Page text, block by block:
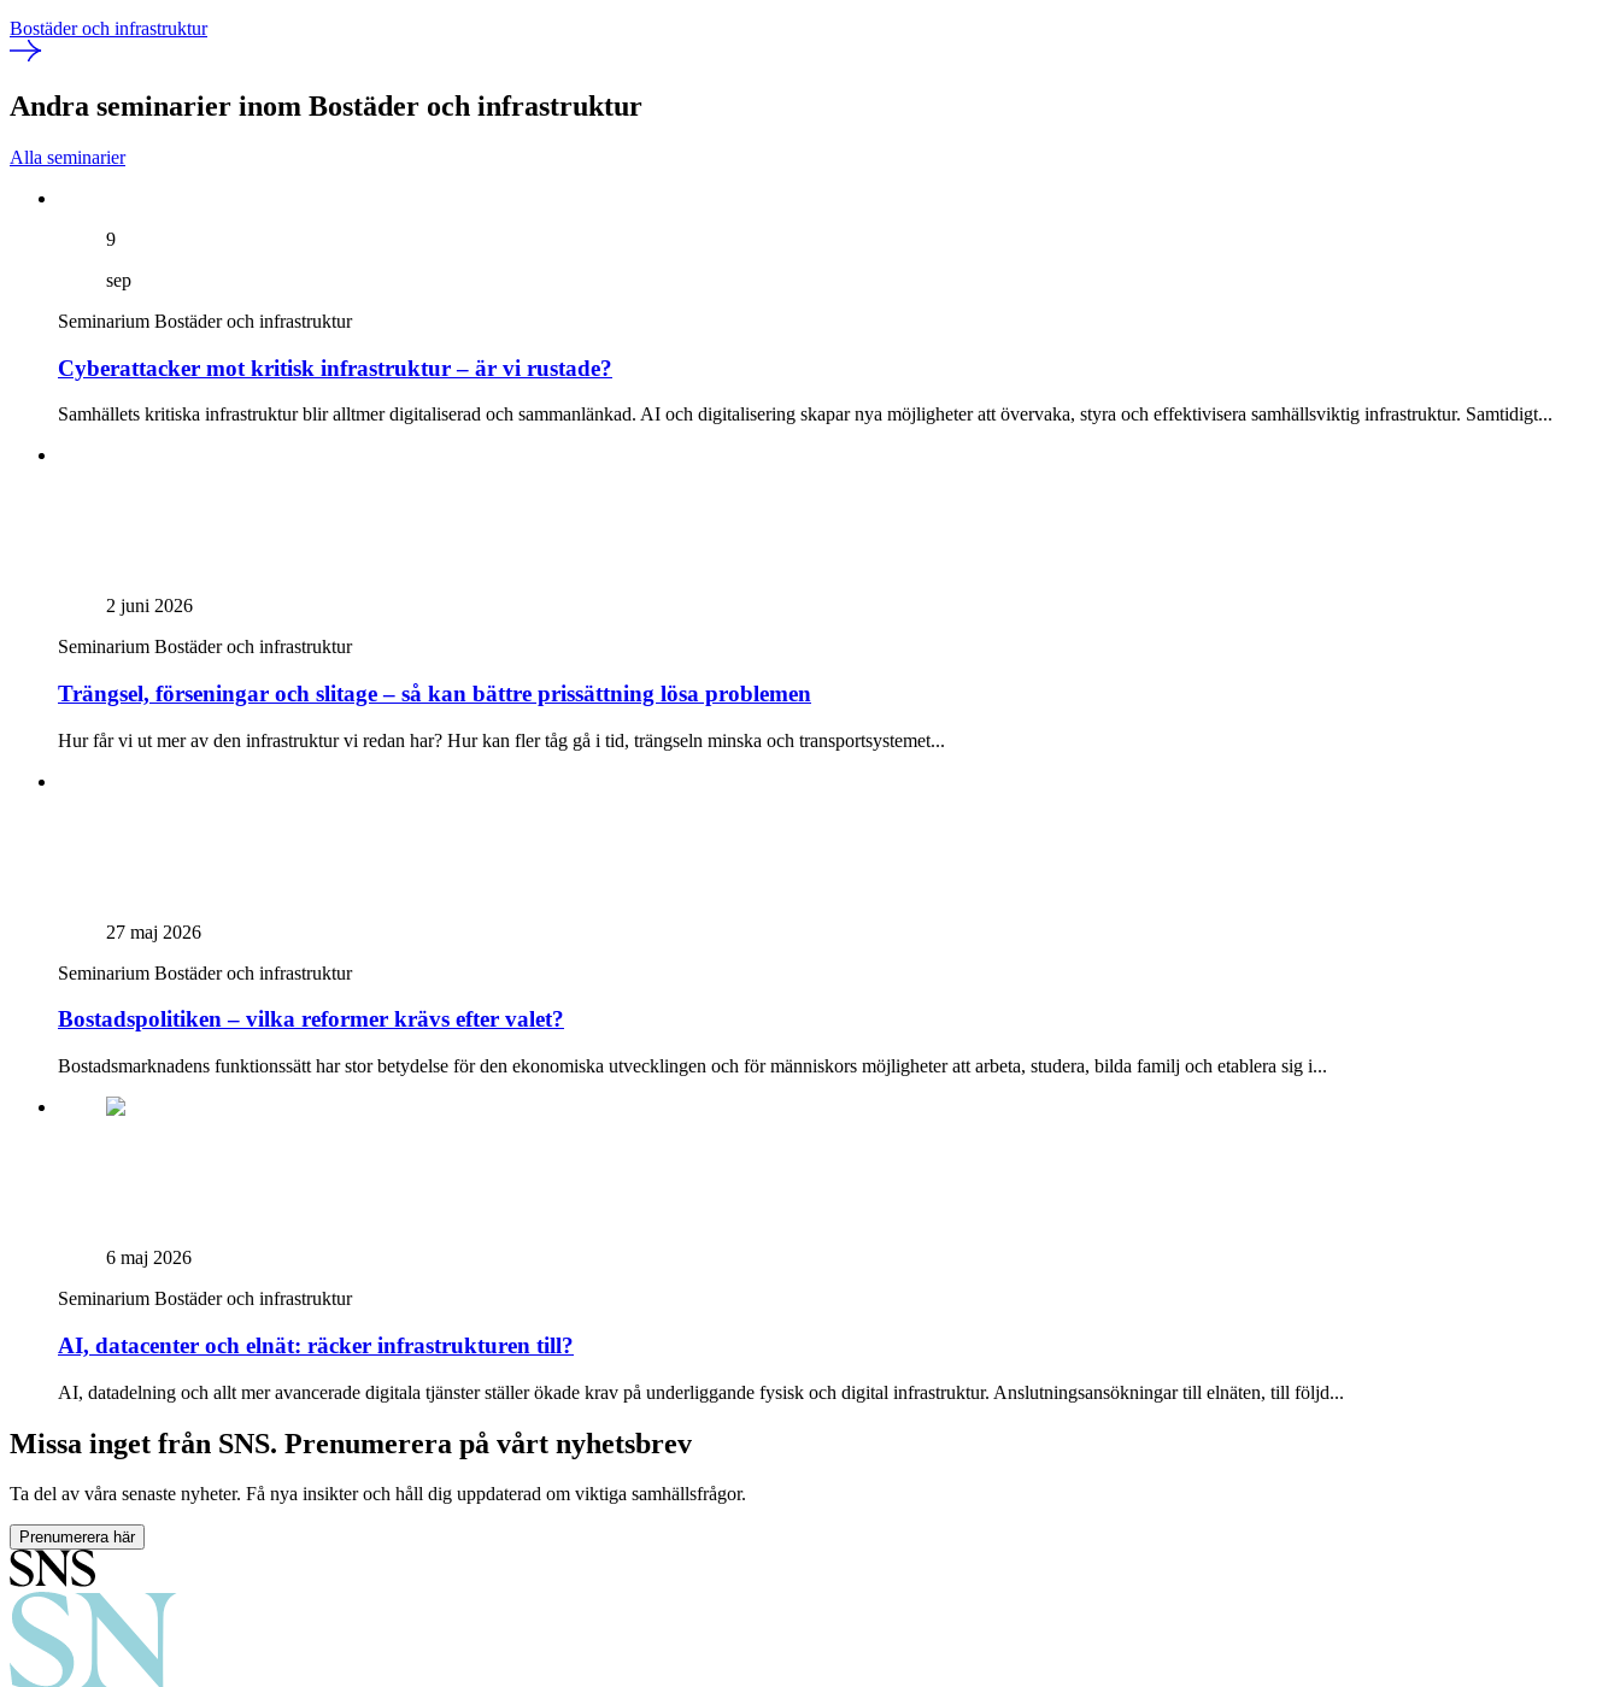
Bostäder och infrastruktur
Andra seminarier inom Bostäder och infrastruktur
Alla seminarier
9
sep
Seminarium Bostäder och infrastruktur
Cyberattacker mot kritisk infrastruktur – är vi rustade?
Samhällets kritiska infrastruktur blir alltmer digitaliserad och sammanlänkad. AI och digitalisering skapar nya möjligheter att övervaka, styra och effektivisera samhällsviktig infrastruktur. Samtidigt...
2 juni 2026
Seminarium Bostäder och infrastruktur
Trängsel, förseningar och slitage – så kan bättre prissättning lösa problemen
Hur får vi ut mer av den infrastruktur vi redan har? Hur kan fler tåg gå i tid, trängseln minska och transportsystemet...
27 maj 2026
Seminarium Bostäder och infrastruktur
Bostadspolitiken – vilka reformer krävs efter valet?
Bostadsmarknadens funktionssätt har stor betydelse för den ekonomiska utvecklingen och för människors möjligheter att arbeta, studera, bilda familj och etablera sig i...
6 maj 2026
Seminarium Bostäder och infrastruktur
AI, datacenter och elnät: räcker infrastrukturen till?
AI, datadelning och allt mer avancerade digitala tjänster ställer ökade krav på underliggande fysisk och digital infrastruktur. Anslutningsansökningar till elnäten, till följd...
Missa inget från SNS. Prenumerera på vårt nyhetsbrev
Ta del av våra senaste nyheter. Få nya insikter och håll dig uppdaterad om viktiga samhällsfrågor.
Prenumerera här